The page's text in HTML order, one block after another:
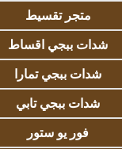
متجر تقسيط
شدات ببجي اقساط
شدات ببجي تمارا
شدات ببجي تابي
فور يو ستور